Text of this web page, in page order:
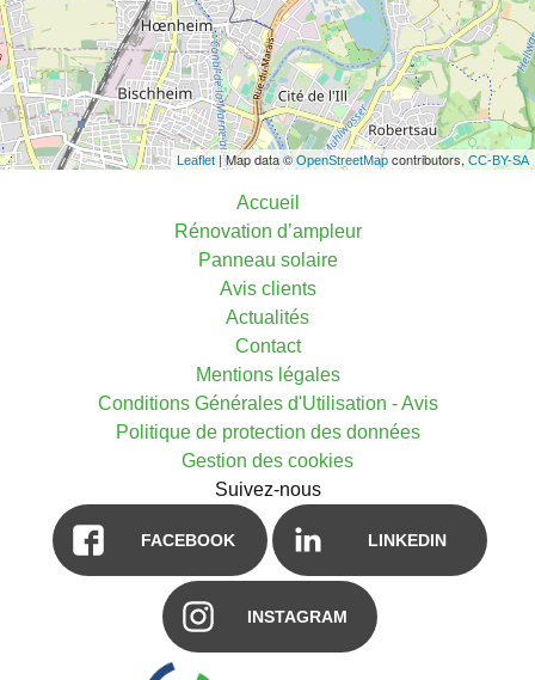
Leaflet | Map data ©OpenStreetMap contributors, CC-BY-SA
Accueil
Rénovation d’ampleur
Panneau solaire
Avis clients
Actualités
Contact
Mentions légales
Conditions Générales d'Utilisation - Avis
Politique de protection des données
Gestion des cookies
Suivez-nous
FACEBOOK LINKEDIN
INSTAGRAM